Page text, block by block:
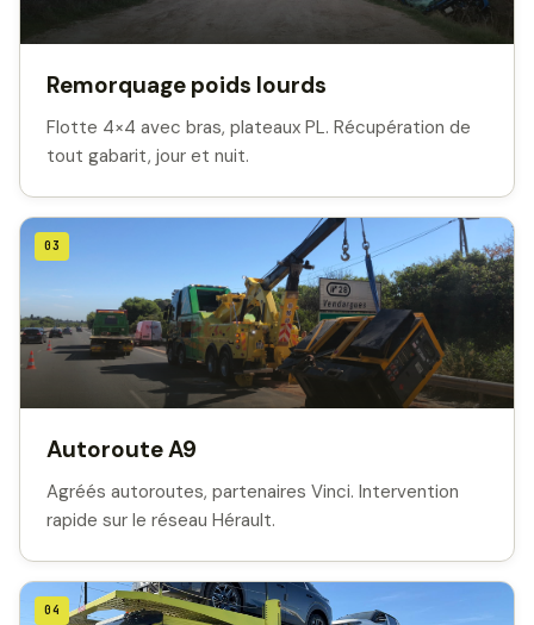
Remorquage poids lourds
Flotte 4×4 avec bras, plateaux PL. Récupération de
tout gabarit, jour et nuit.
03
Autoroute A9
Agréés autoroutes, partenaires Vinci. Intervention
rapide sur le réseau Hérault.
04